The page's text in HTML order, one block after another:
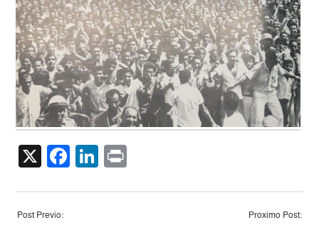
X Facebook
LinkedIn
Post Previo: Proximo Post: